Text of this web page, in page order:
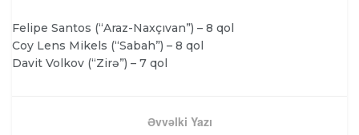
Felipe Santos (“Araz-Naxçıvan”) – 8 qol
Coy Lens Mikels (“Sabah”) – 8 qol
Davit Volkov (“Zirə”) – 7 qol
Əvvəlki Yazı